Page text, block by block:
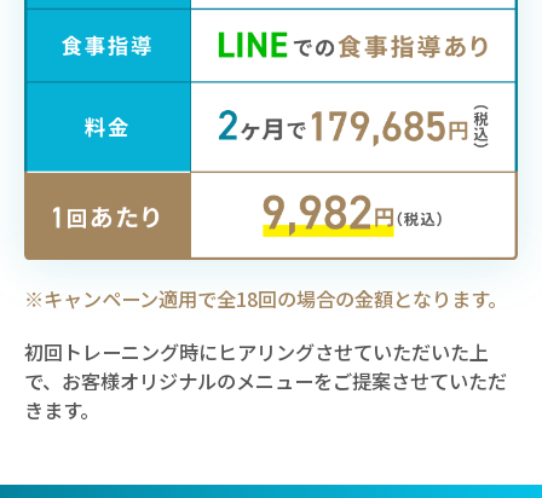
キャンペーン適用で全18回の場合の金額となります。
初回トレーニング時にヒアリングさせていただいた上
で、お客様オリジナルのメニューをご提案させていただ
きます。